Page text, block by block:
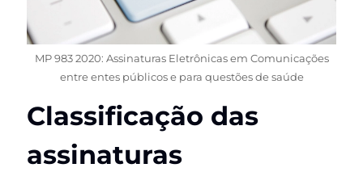
MP 983 2020: Assinaturas Eletrônicas em Comunicações
entre entes públicos e para questões de saúde
Classificação das
assinaturas